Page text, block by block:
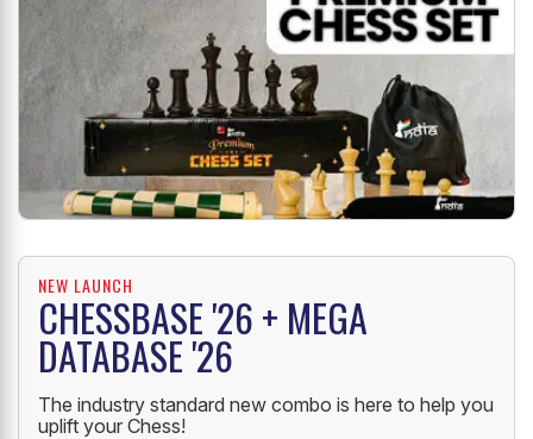
NEW LAUNCH
CHESSBASE '26 + MEGA
DATABASE '26
The industry standard new combo is here to help you
uplift your Chess!